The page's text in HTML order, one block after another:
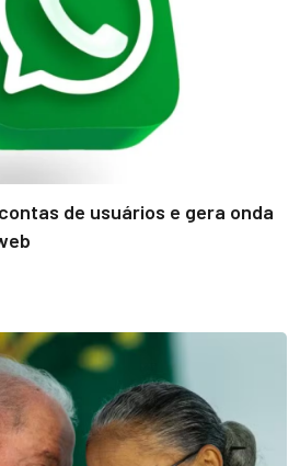
de usuários e gera onda